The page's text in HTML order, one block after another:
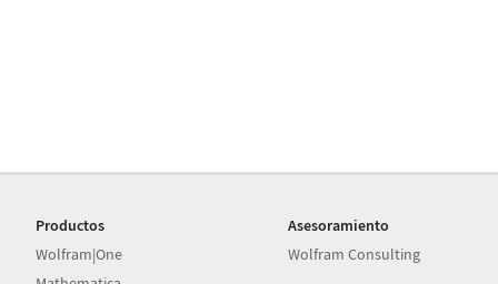
Productos
Wolfram|One
Asesoramiento
Wolfram Consulting